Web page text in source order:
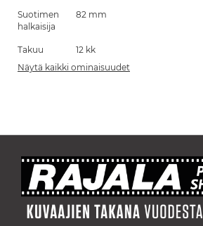
Suotimen
halkaisija
82 mm
Takuu
12 kk
Näytä kaikki ominaisuudet